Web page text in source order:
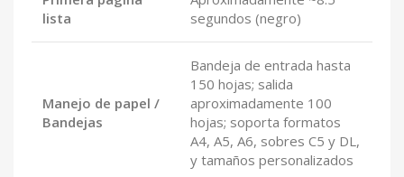
lista
segundos (negro)
Manejo de papel /
Bandejas
Bandeja de entrada hasta
150 hojas; salida
aproximadamente 100
hojas; soporta formatos
A4, A5, A6, sobres C5 y DL,
y tamaños personalizados